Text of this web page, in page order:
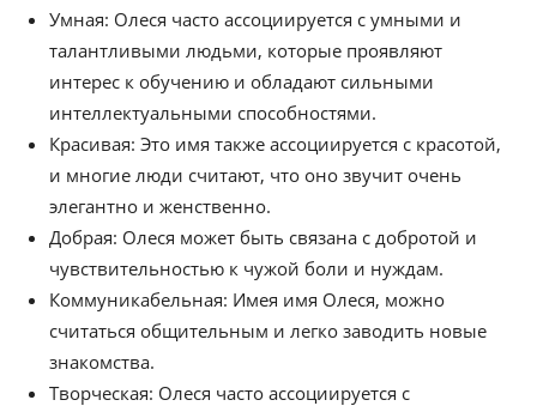
Умная: Олеся часто ассоциируется с умными и
талантливыми людьми, которые проявляют
интерес к обучению и обладают сильными
интеллектуальными способностями.
Красивая: Это имя также ассоциируется с красотой,
и многие люди считают, что оно звучит очень
элегантно и женственно.
Добрая: Олеся может быть связана с добротой и
чувствительностью к чужой боли и нуждам.
Коммуникабельная: Имея имя Олеся, можно
считаться общительным и легко заводить новые
знакомства.
Творческая: Олеся часто ассоциируется с